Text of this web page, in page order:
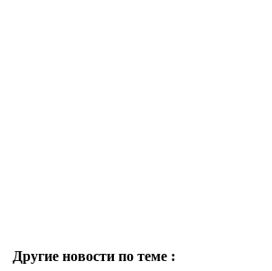
Другие новости по теме :